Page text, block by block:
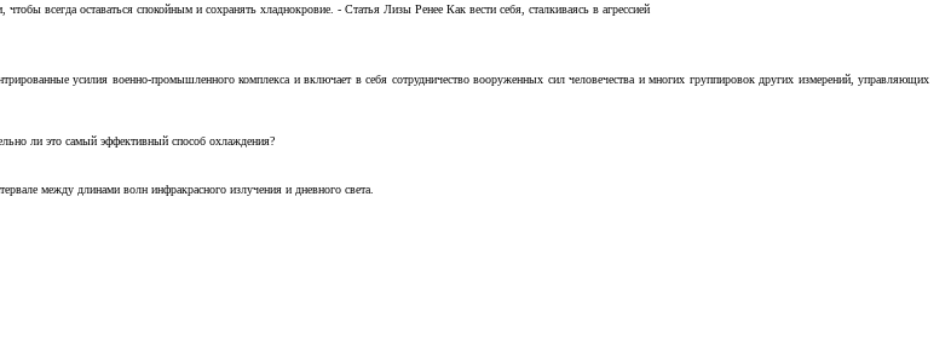
всегда оставаться спокойным и сохранять хладнокровие. - Статья Лизы Ренее Как вести себя, сталкиваясь в агрессией
усилия военно-промышленного комплекса и включает в себя сотрудничество вооруженных сил человечества и многих группировок других измерений, управляющих
ли это самый эффективный способ охлаждения?
между длинами волн инфракрасного излучения и дневного света.